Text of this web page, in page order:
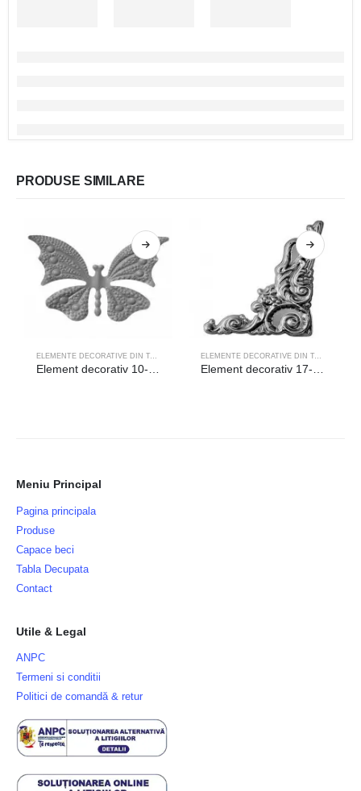
PRODUSE SIMILARE
ELEMENTE DECORATIVE DIN TABLA
Element decorativ 10-093
ELEMENTE DECORATIVE DIN TABLA
Element decorativ 17-027
Meniu Principal
Pagina principala
Produse
Capace beci
Tabla Decupata
Contact
Utile & Legal
ANPC
Termeni si conditii
Politici de comandă & retur